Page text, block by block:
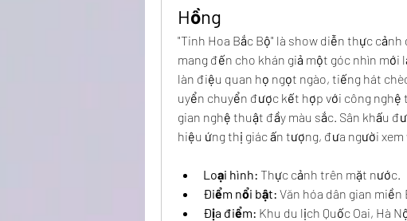
Hồng
"Tinh Hoa Bắc Bộ" là show diễn thực
mang đến cho khán giả một góc nhìn mới
làn điệu quan họ ngọt ngào, tiếng hát
uyển chuyển được kết hợp với công
gian nghệ thuật đầy màu sắc. Sân khấu
hiệu ứng thị giác ấn tượng, đưa người
Loại hình: Thực cảnh trên mặt nước.
Điểm nổi bật: Văn hóa dân gian
Địa điểm: Khu du lịch Quốc Oai, Hà